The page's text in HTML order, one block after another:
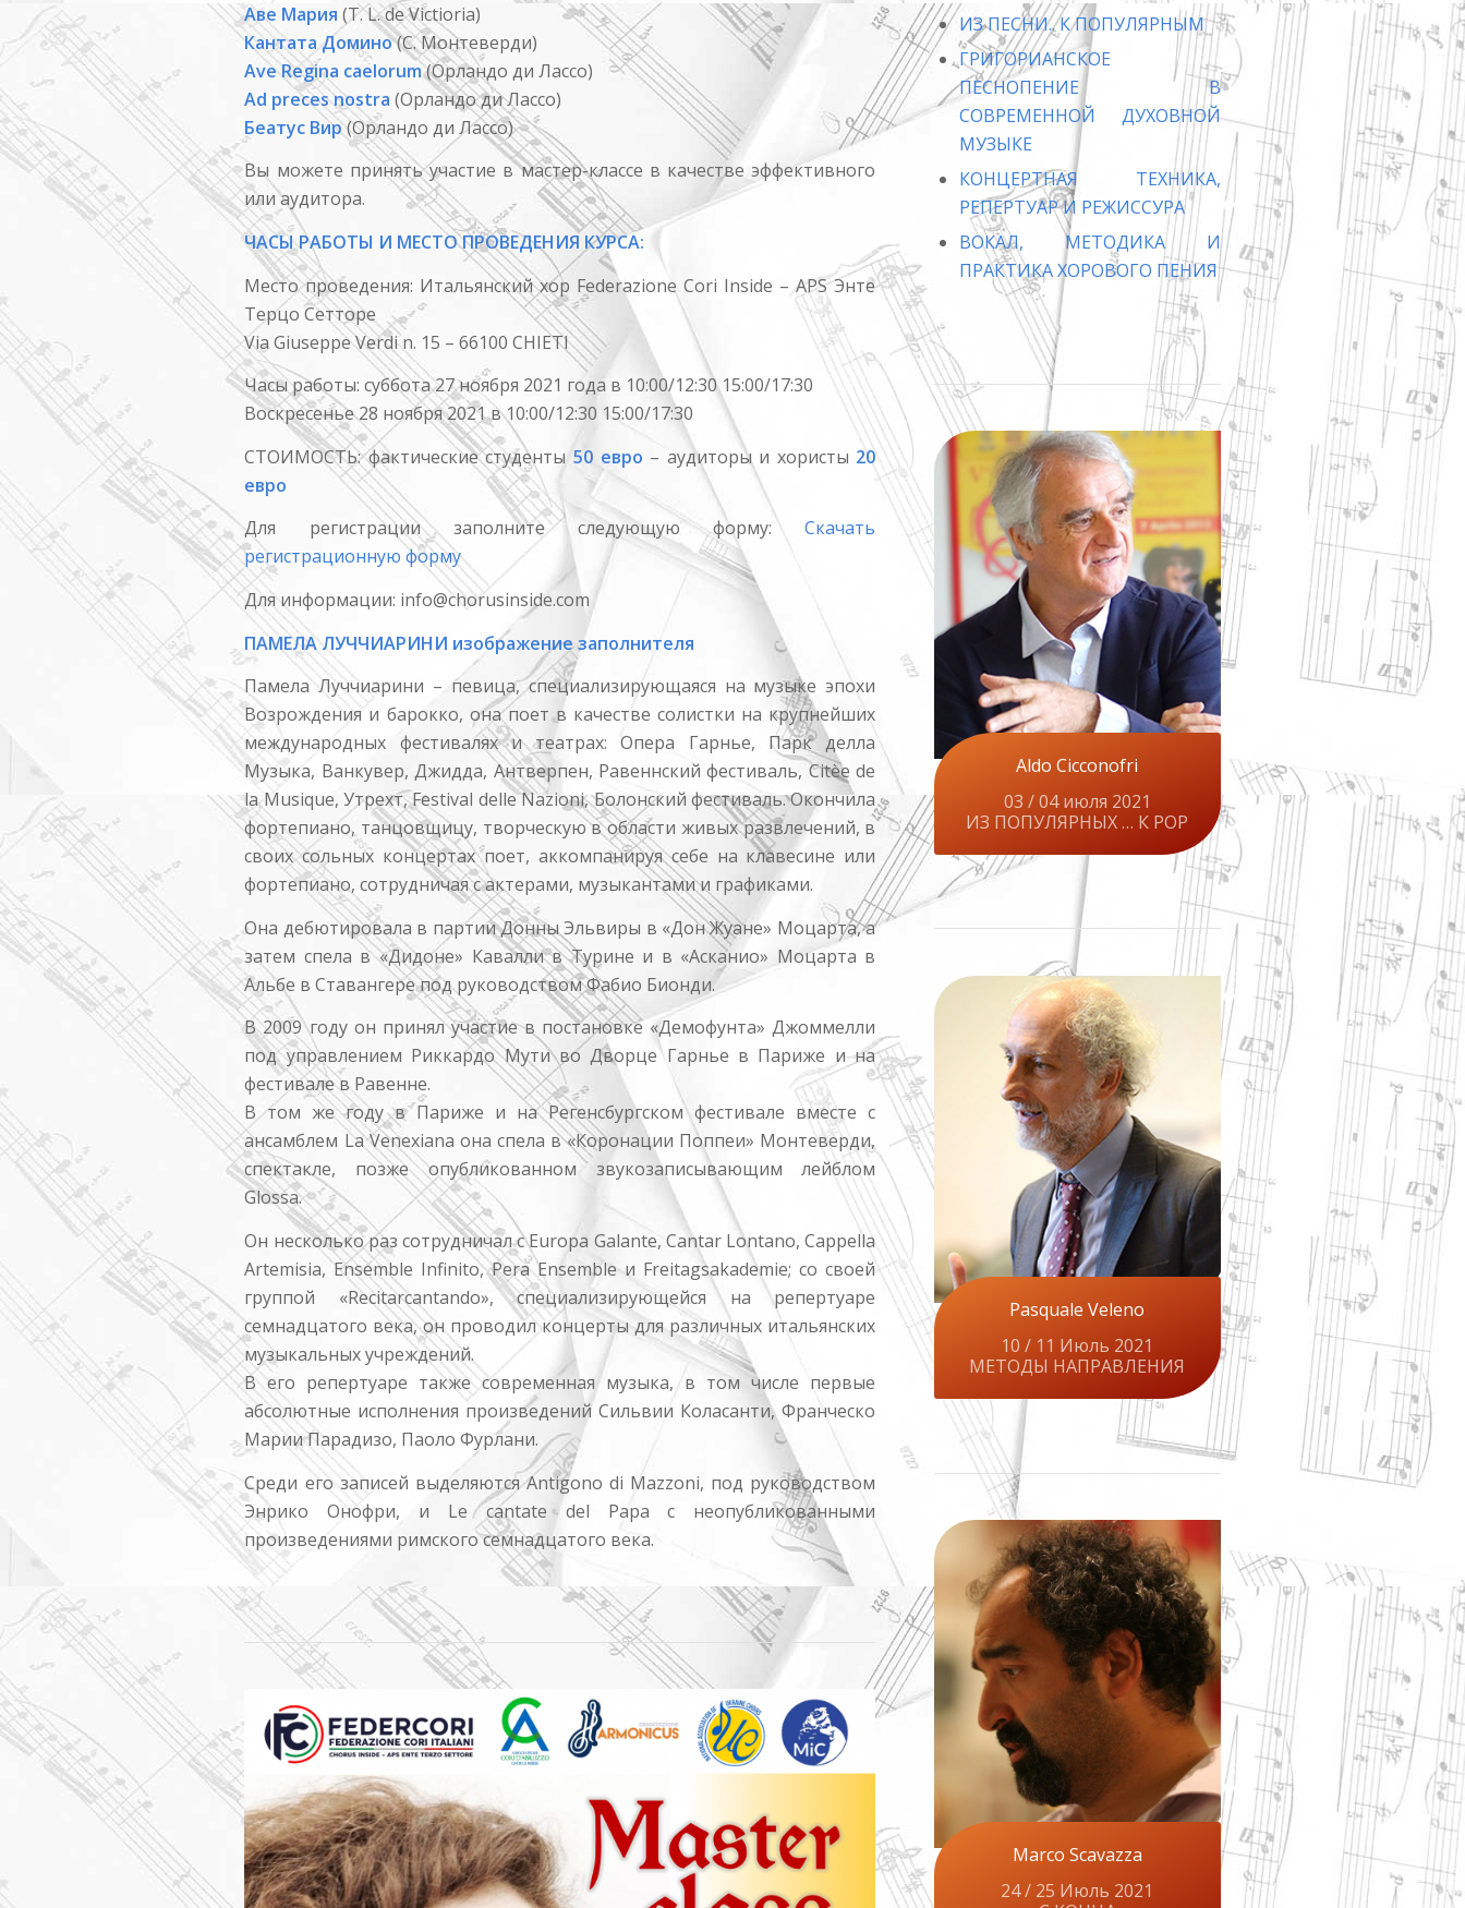
Аве Мария (Т. L. de Victioria)
Кантата Домино(C. Монтеверди)
Ave Regina caelorum(Орландо ди Лассо)
Ad preces nostra (Орландо ди Лассо)
Беатус Вир(Орландо ди Лассо)
Вы можете принять участие в мастер-классе в качестве эффективного
или аудитора.
ЧАСЫ РАБОТЫ И МЕСТО ПРОВЕДЕНИЯ КУРСА:
Место проведения: Итальянский хор Federazione Cori Inside – APS Энте
Терцо Сетторе
Via Giuseppe Verdi n. 15 – 66100 CHIETI
Часы работы: суббота 27 ноября 2021 года в 10:00/12:30 15:00/17:30
Воскресенье 28 ноября 2021 в 10:00/12:30 15:00/17:30
СТОИМОСТЬ: фактические студенты50 евро – аудиторы и хористы 20
евро
Для регистрации заполните следующую форму:Скачать
регистрационную форму
Для информации: info@chorusinside.com
ПАМЕЛА ЛУЧЧИАРИНИ изображение заполнителя
Памела Луччиарини – певица, специализирующаяся на музыке эпохи
Возрождения и барокко, она поет в качестве солистки на крупнейших
международных фестивалях и театрах: Опера Гарнье, Парк делла
Музыка, Ванкувер, Джидда, Антверпен, Равеннский фестиваль, Citèe de
la Musique, Утрехт, Festival delle Nazioni, Болонский фестиваль. Окончила
фортепиано, танцовщицу, творческую в области живых развлечений, в
своих сольных концертах поет, аккомпанируя себе на клавесине или
фортепиано, сотрудничая с актерами, музыкантами и графиками.
Она дебютировала в партии Донны Эльвиры в «Дон Жуане» Моцарта, а
затем спела в «Дидоне» Кавалли в Турине и в «Асканио» Моцарта в
Альбе в Ставангере под руководством Фабио Бионди.
В 2009 году он принял участие в постановке «Демофунта» Джоммелли
под управлением Риккардо Мути во Дворце Гарнье в Париже и на
фестивале в Равенне.
В том же году в Париже и на Регенсбургском фестивале вместе с
ансамблем La Venexiana она спела в «Коронации Поппеи» Монтеверди,
спектакле, позже опубликованном звукозаписывающим лейблом
Glossa.
Он несколько раз сотрудничал с Europa Galante, Cantar Lontano, Cappella
Artemisia, Ensemble Infinito, Pera Ensemble и Freitagsakademie; со своей
группой «Recitarcantando», специализирующейся на репертуаре
семнадцатого века, он проводил концерты для различных итальянских
музыкальных учреждений.
В его репертуаре также современная музыка, в том числе первые
абсолютные исполнения произведений Сильвии Коласанти, Франческо
Марии Парадизо, Паоло Фурлани.
Среди его записей выделяются Antigono di Mazzoni, под руководством
Энрико Онофри, и Le cantate del Papa с неопубликованными
произведениями римского семнадцатого века.
ИЗ ПЕСНИ.. К ПОПУЛЯРНЫМ
ГРИГОРИАНСКОЕ
ПЕСНОПЕНИЕ В
СОВРЕМЕННОЙ ДУХОВНОЙ
МУЗЫКЕ
КОНЦЕРТНАЯ ТЕХНИКА,
РЕПЕРТУАР И РЕЖИССУРА
ВОКАЛ, МЕТОДИКА И
ПРАКТИКА ХОРОВОГО ПЕНИЯ
Aldo Cicconofri
03 / 04 июля 2021
ИЗ ПОПУЛЯРНЫХ … К POP
Pasquale Veleno
10 / 11 Июль 2021
МЕТОДЫ НАПРАВЛЕНИЯ
Marco Scavazza
24 / 25 Июль 2021